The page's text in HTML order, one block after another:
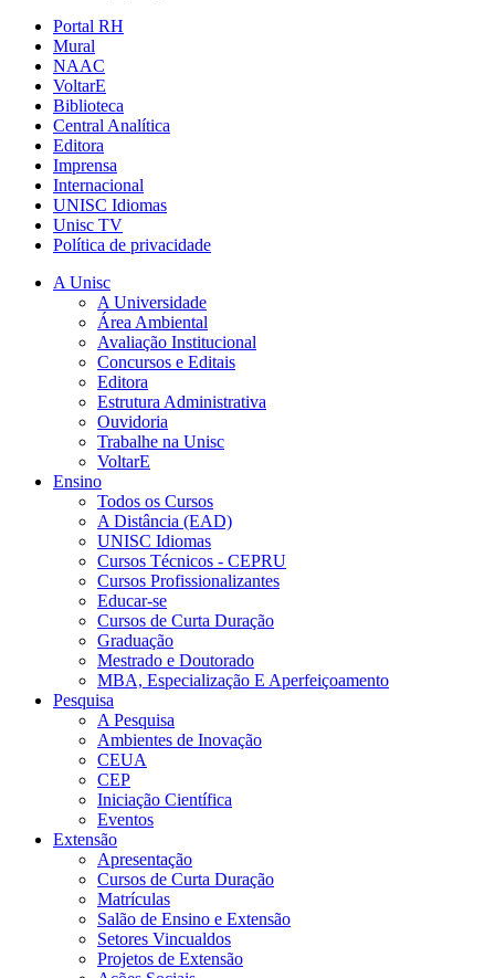
Portal RH
Mural
NAAC
VoltarE
Biblioteca
Central Analítica
Editora
Imprensa
Internacional
UNISC Idiomas
Unisc TV
Política de privacidade
A Unisc
A Universidade
Área Ambiental
Avaliação Institucional
Concursos e Editais
Editora
Estrutura Administrativa
Ouvidoria
Trabalhe na Unisc
VoltarE
Ensino
Todos os Cursos
A Distância (EAD)
UNISC Idiomas
Cursos Técnicos - CEPRU
Cursos Profissionalizantes
Educar-se
Cursos de Curta Duração
Graduação
Mestrado e Doutorado
MBA, Especialização E Aperfeiçoamento
Pesquisa
A Pesquisa
Ambientes de Inovação
CEUA
CEP
Iniciação Científica
Eventos
Extensão
Apresentação
Cursos de Curta Duração
Matrículas
Salão de Ensino e Extensão
Setores Vincualdos
Projetos de Extensão